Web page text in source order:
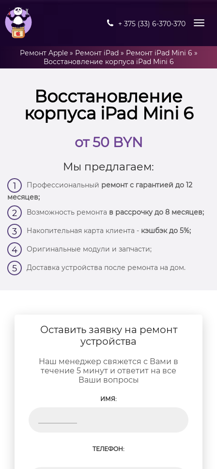
+ 375 (33) 6-370-370
Ремонт Apple» Ремонт iPad» Ремонт iPad Mini 6 »
Восстановление корпуса iPad Mini 6
Восстановление
корпуса iPad Mini 6
от 50 BYN
Мы предлагаем:
1 Профессиональный ремонт с гарантией до 12
месяцев;
2 Возможность ремонта в рассрочку до 8 месяцев;
3 Накопительная карта клиента - кэшбэк до 5%;
4 Оригинальные модули и запчасти;
5 Доставка устройства после ремонта на дом.
Оставить заявку на ремонт
устройства
Наш менеджер свяжется с Вами в
течение 5 минут и ответит на все
Ваши вопросы
ИМЯ:
ТЕЛЕФОН: